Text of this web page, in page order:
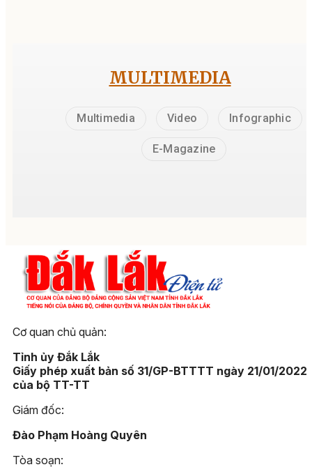
MULTIMEDIA
Multimedia Video Infographic
E-Magazine
Cơ quan chủ quản:
Tỉnh ủy Đắk Lắk
Giấy phép xuất bản số 31/GP-BTTTT ngày 21/01/2022
của bộ TT-TT
Giám đốc:
Đào Phạm Hoàng Quyên
Tòa soạn: